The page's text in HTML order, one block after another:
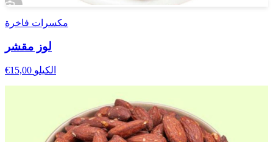
مكسرات فاخرة
لوز مقشر
€15,00 الكيلو